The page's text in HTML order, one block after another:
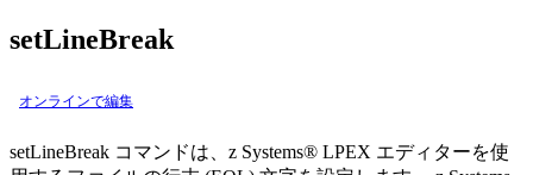
setLineBreak
オンラインで編集
setLineBreak コマンドは、z Systems® LPEX エディターを使